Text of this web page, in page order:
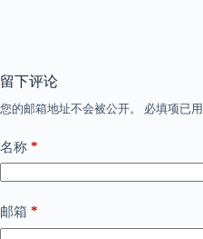
留下评论
您的邮箱地址不会被公开。 必填项已用
名称 *
邮箱 *